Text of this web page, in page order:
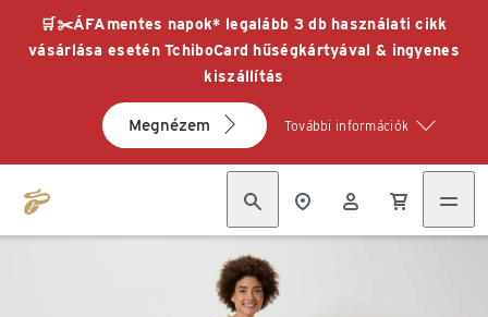
🛒✂️ÁFAmentes napok* legalább 3 db használati cikk
vásárlása esetén TchiboCard hűségkártyával & ingyenes
kiszállítás
Megnézem További információk